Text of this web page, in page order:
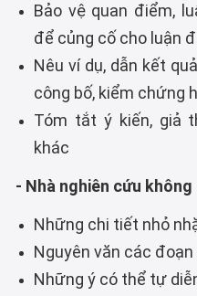
Bảo vệ quan điểm,
để củng cố cho luận
Nêu ví dụ, dẫn kết
công bố, kiểm chứng
Tóm tắt ý kiến, giả
khác
- Nhà nghiên cứu
Những chi tiết nhỏ
Nguyên văn các đoạn
Những ý có thể tự